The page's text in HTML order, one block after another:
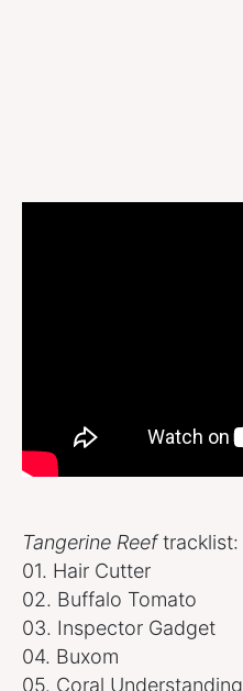
Tangerine Reeftracklist:
01. Hair Cutter
02. Buffalo Tomato
03. Inspector Gadget
04. Buxom
05. Coral Understanding